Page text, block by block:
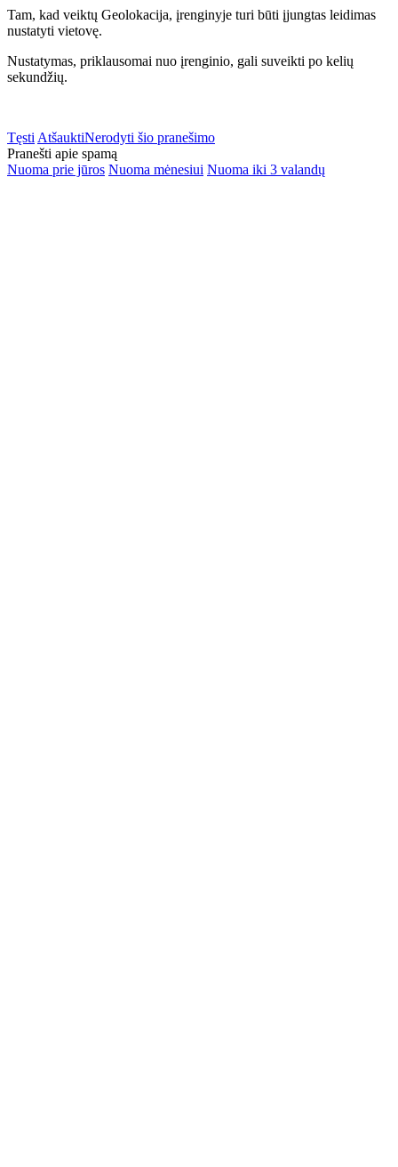
Tam, kad veiktų Geolokacija, įrenginyje turi būti įjungtas leidimas
nustatyti vietovę.
Nustatymas, priklausomai nuo įrenginio, gali suveikti po kelių
sekundžių.
Tęsti AtšauktiNerodyti šio pranešimo
Pranešti apie spamą
Nuoma prie jūros Nuoma mėnesiui Nuoma iki 3 valandų